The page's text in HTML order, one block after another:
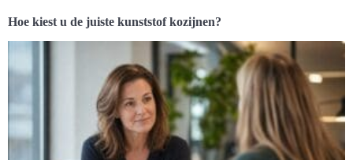
Hoe kiest u de juiste kunststof kozijnen?